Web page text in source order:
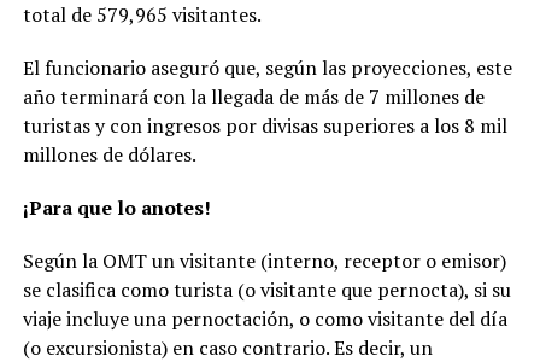
total de 579,965 visitantes.
El funcionario aseguró que, según las proyecciones, este
año terminará con la llegada de más de 7 millones de
turistas y con ingresos por divisas superiores a los 8 mil
millones de dólares.
¡Para que lo anotes!
Según la OMT un visitante (interno, receptor o emisor)
se clasifica como turista (o visitante que pernocta), si su
viaje incluye una pernoctación, o como visitante del día
(o excursionista) en caso contrario. Es decir, un